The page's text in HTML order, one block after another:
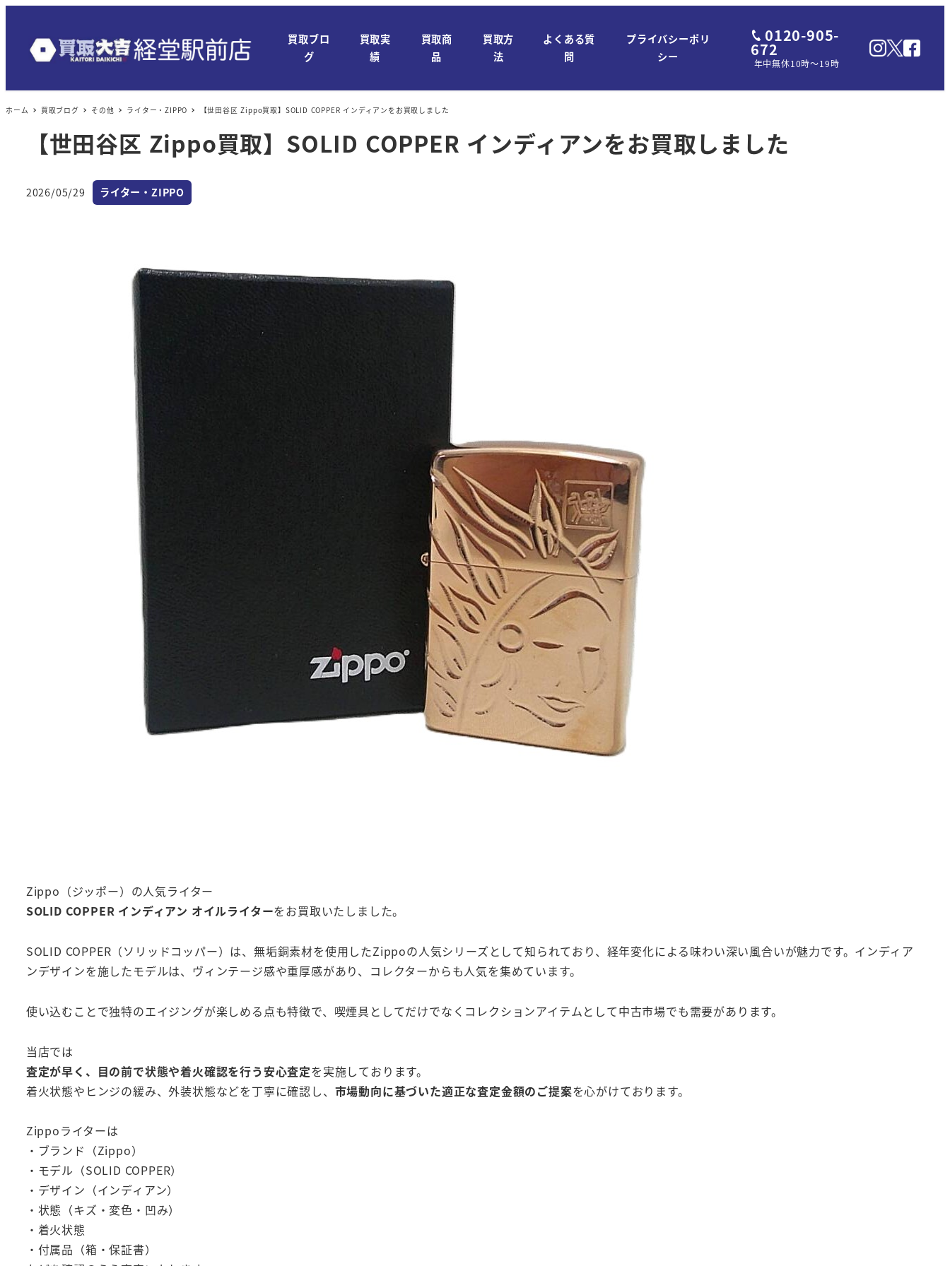
買取ブロ
グ
買取実
績
買取商
品
買取方
法
よくある質
問
プライバシーポリ
シー
0120-905-
672
年中無休10時～19時
ホーム 買取ブログ その他 ライター・ZIPPO 【世田谷区 Zippo買取】SOLID COPPER インディアンをお買取しました
【世田谷区 Zippo買取】SOLID COPPER インディアンをお買取しました
投稿日
2026/05/29 カテゴリー
ライター・ZIPPO
Zippo（ジッポー）の人気ライター
SOLID COPPER インディアン オイルライターをお買取いたしました。
SOLID COPPER（ソリッドコッパー）は、無垢銅素材を使用したZippoの人気シリーズとして知られており、経年変化による味わい深い風合いが魅力です。インディア
ンデザインを施したモデルは、ヴィンテージ感や重厚感があり、コレクターからも人気を集めています。
使い込むことで独特のエイジングが楽しめる点も特徴で、喫煙具としてだけでなくコレクションアイテムとして中古市場でも需要があります。
当店では
査定が早く、目の前で状態や着火確認を行う安心査定を実施しております。
着火状態やヒンジの緩み、外装状態などを丁寧に確認し、 市場動向に基づいた適正な査定金額のご提案を心がけております。
Zippoライターは
・ブランド（Zippo）
・モデル（SOLID COPPER）
・デザイン（インディアン）
・状態（キズ・変色・凹み）
・着火状態
・付属品（箱・保証書）